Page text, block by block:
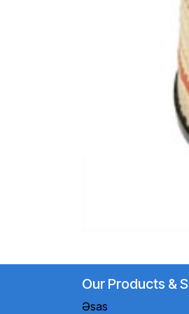
Our Products &
Əsas